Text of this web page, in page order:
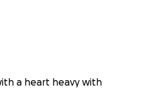
a heart heavy with